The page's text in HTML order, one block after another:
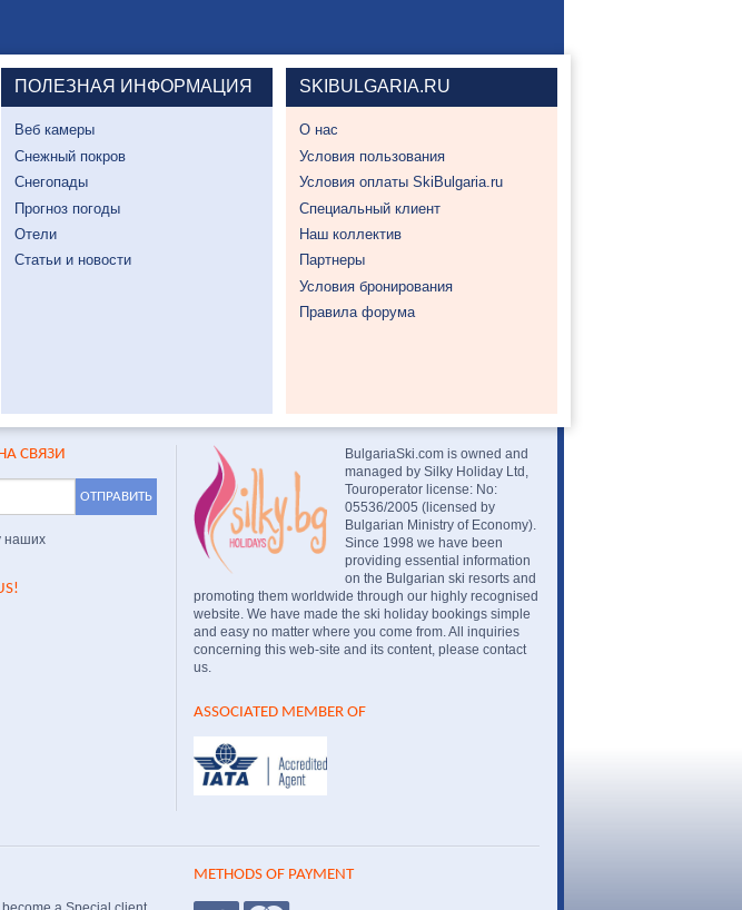
ПОЛЕЗНАЯ ИНФОРМАЦИЯ
Веб камеры
Снежный покров
Снегопады
Прогноз погоды
Отели
Статьи и новости
SKIBULGARIA.RU
О нас
Условия пользования
Условия оплаты SkiBulgaria.ru
Специальный клиент
Наш коллектив
Партнеры
Условия бронирования
Правила форума
СВЯЗИ
наших
BulgariaSki.com is owned and
managed by Silky Holiday Ltd,
Touroperator license: No:
05536/2005 (licensed by
Bulgarian Ministry of Economy).
Since 1998 we have been
providing essential information
on the Bulgarian ski resorts and
promoting them worldwide through our highly recognised
website. We have made the ski holiday bookings simple
and easy no matter where you come from. All inquiries
concerning this web-site and its content, please contact
us.
ASSOCIATED MEMBER OF
METHODS OF PAYMENT